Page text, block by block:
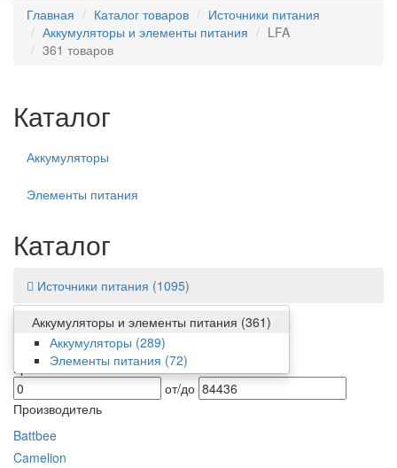
Главная
Каталог товаров
Источники питания
Аккумуляторы и элементы питания
LFA
361 товаров
Каталог
Аккумуляторы
Элементы питания
Каталог
Источники питания (1095)
Аккумуляторы и элементы питания (361)
Аккумуляторы (289)
Элементы питания (72)
Фильтр
Цена
от/до
Производитель
Battbee
Camelion